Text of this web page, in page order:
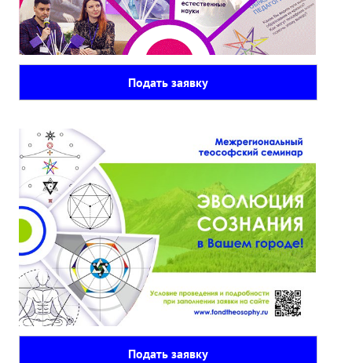
ПОДДЕРЖАТЬ ФОНД
Пожертвовать денежные средства
КОНТАКТЫ
Подать заявку
Подать заявку